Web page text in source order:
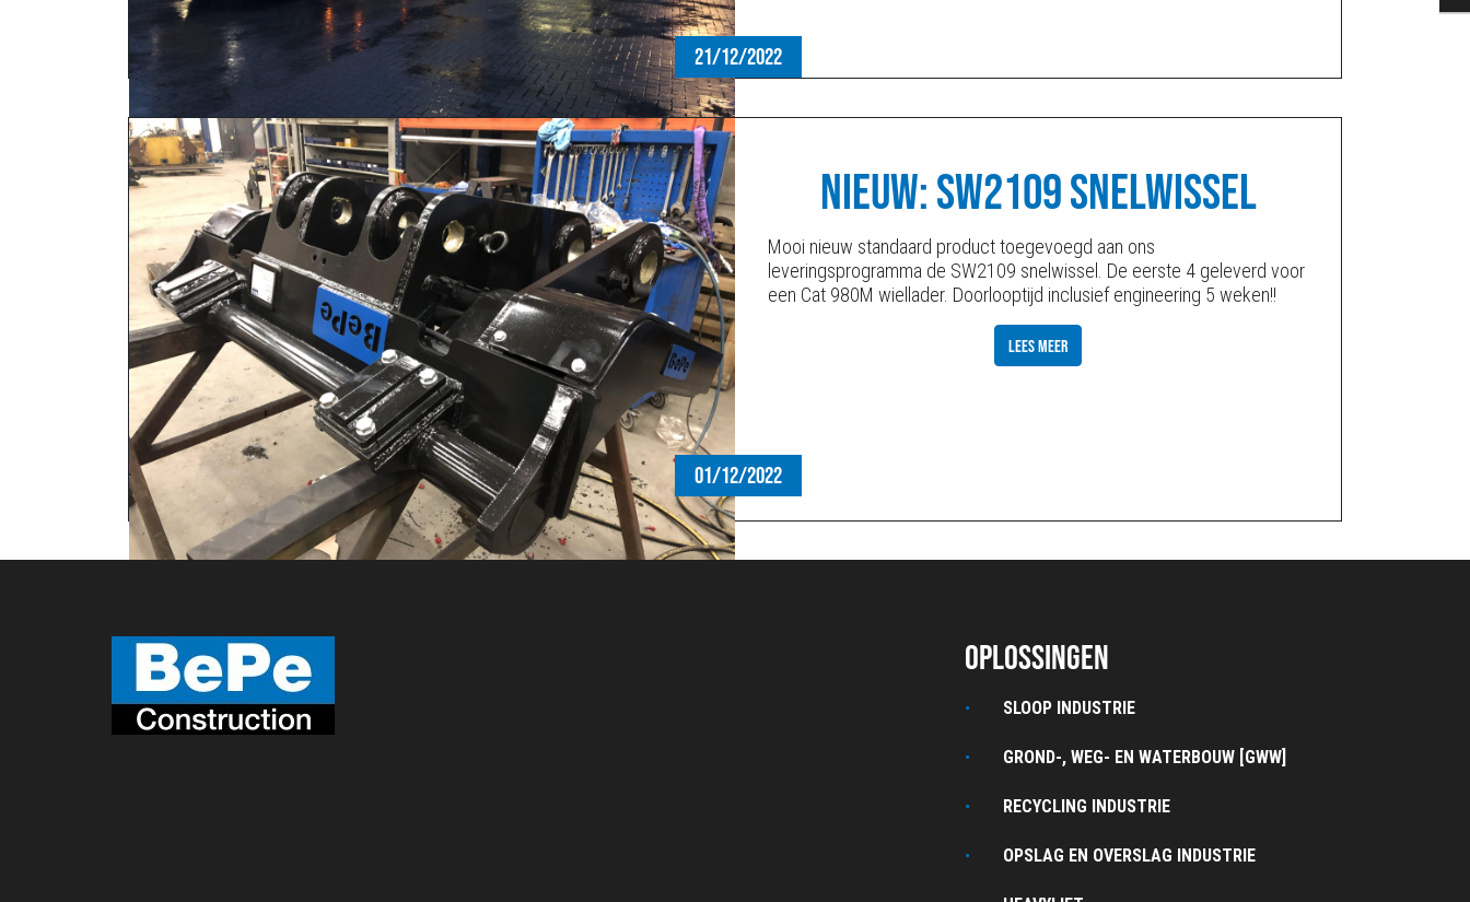
21/12/2022
NIEUW: SW2109 SNELWISSEL
Mooi nieuw standaard product toegevoegd aan ons
leveringsprogramma de SW2109 snelwissel. De eerste 4 geleverd voor
een Cat 980M wiellader. Doorlooptijd inclusief engineering 5 weken!!
LEES MEER
01/12/2022
Oplossingen
SLOOP INDUSTRIE
GROND-, WEG- EN WATERBOUW [GWW]
RECYCLING INDUSTRIE
OPSLAG EN OVERSLAG INDUSTRIE